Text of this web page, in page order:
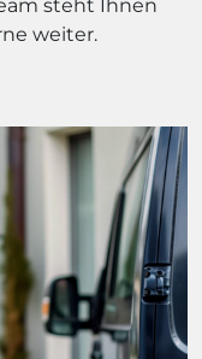
steht Ihnen
weiter.